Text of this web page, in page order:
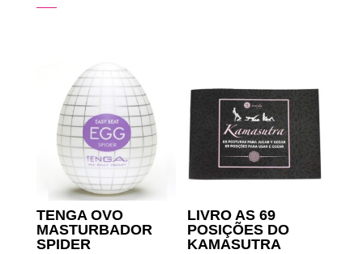
TENGA OVO
MASTURBADOR
SPIDER
LIVRO AS 69
POSIÇÕES DO
KAMASUTRA